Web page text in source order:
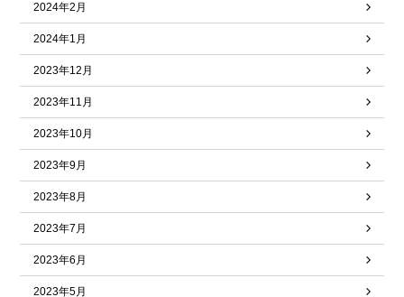
2024年2月
2024年1月
2023年12月
2023年11月
2023年10月
2023年9月
2023年8月
2023年7月
2023年6月
2023年5月